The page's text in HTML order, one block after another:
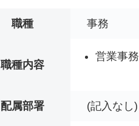
職種 事務
職種内容
営業事
配属部署 (記入なし)